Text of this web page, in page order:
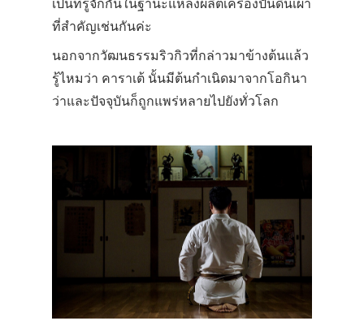
เป็นที่รู้จักกันในฐานะแหล่งผลิตเครื่องปั้นดินเผา
ที่สำคัญเช่นกันค่ะ
นอกจากวัฒนธรรมริวกิวที่กล่าวมาข้างต้นแล้ว
รู้ไหมว่า คาราเต้ นั้นมีต้นกำเนิดมาจากโอกินา
ว่าและปัจจุบันก็ถูกแพร่หลายไปยังทั่วโลก
ประเทศญี่ปุ่น
เที่ยวญี่ปุ่นด้ว
เอง
รถบัส
เดินทาง
ทัวร์